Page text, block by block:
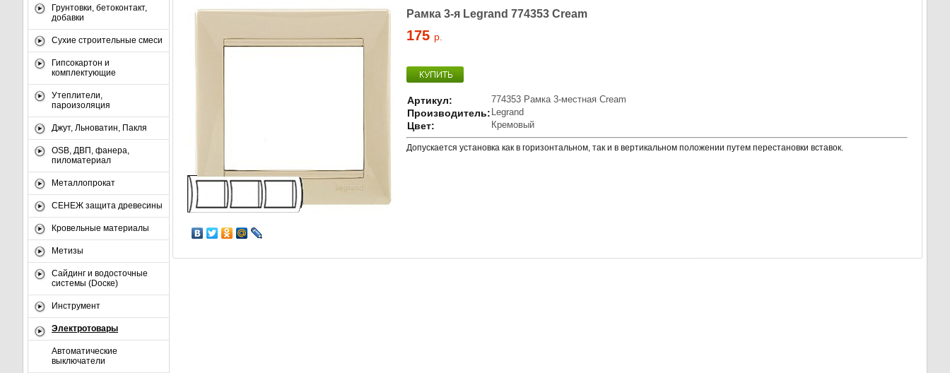
Грунтовки, бетоконтакт,
добавки
Сухие строительные смеси
Гипсокартон и
комплектующие
Утеплители,
пароизоляция
Джут, Льноватин, Пакля
OSB, ДВП, фанера,
пиломатериал
Металлопрокат
СЕНЕЖ защита древесины
Кровельные материалы
Метизы
Сайдинг и водосточные
системы (Dоске)
Инструмент
Электротовары
Автоматические
выключатели
Рамка 3-я Legrand 774353 Cream
175 р.
Артикул: 774353 Рамка 3-местная Cream
Производитель: Legrand
Цвет: Кремовый
Допускается установка как в горизонтальном, так и в вертикальном положении путем перестановки вставок.